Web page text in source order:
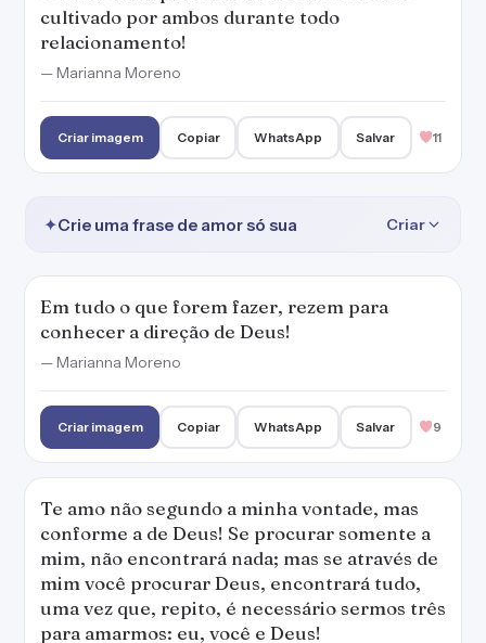
cultivado por ambos durante todo
relacionamento!
— Marianna Moreno
Criar imagem Copiar WhatsApp Salvar 11
✦Crie uma frase de amor só sua Criar
Em tudo o que forem fazer, rezem para
conhecer a direção de Deus!
— Marianna Moreno
Criar imagem Copiar WhatsApp Salvar 9
Te amo não segundo a minha vontade, mas
conforme a de Deus! Se procurar somente a
mim, não encontrará nada; mas se através de
mim você procurar Deus, encontrará tudo,
uma vez que, repito, é necessário sermos três
para amarmos: eu, você e Deus!